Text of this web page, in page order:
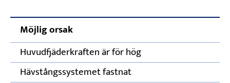
Möjlig orsak
Huvudfjäderkraften är för hög
Hävstångssystemet fastnat